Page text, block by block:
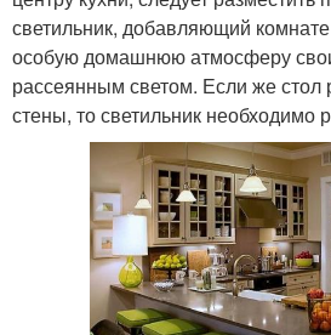
светильник, добавляющий
особую домашнюю атмосферу
рассеянным светом. Если же стол
стены, то светильник необходимо